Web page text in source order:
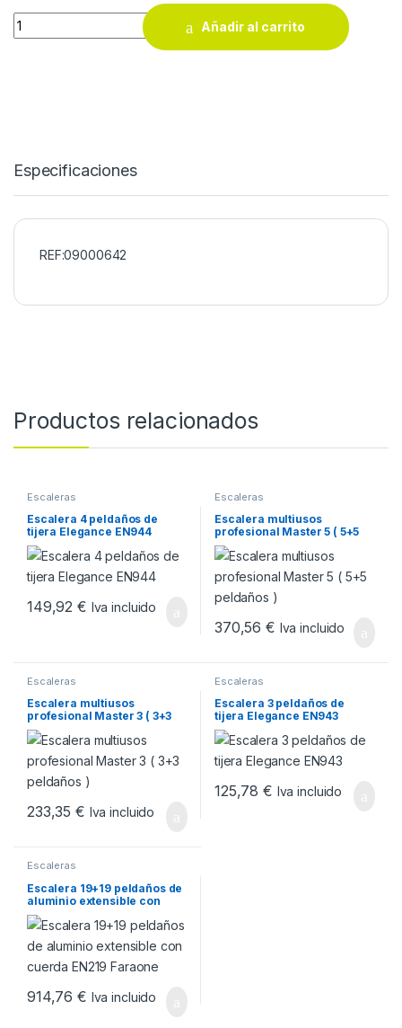
Andamio multifunción Brandon Persum quantity
Añadir al carrito
Especificaciones
REF:09000642
Productos relacionados
Escaleras
Escalera 4 peldaños de
tijera Elegance EN944
149,92€ Iva incluido
Escaleras
Escalera multiusos
profesional Master 5 ( 5+5
peldaños )
370,56€ Iva incluido
Escaleras
Escalera multiusos
profesional Master 3 ( 3+3
peldaños )
233,35€ Iva incluido
Escaleras
Escalera 3 peldaños de
tijera Elegance EN943
125,78€ Iva incluido
Escaleras
Escalera 19+19 peldaños de
aluminio extensible con
cuerda EN219 Faraone
914,76€ Iva incluido